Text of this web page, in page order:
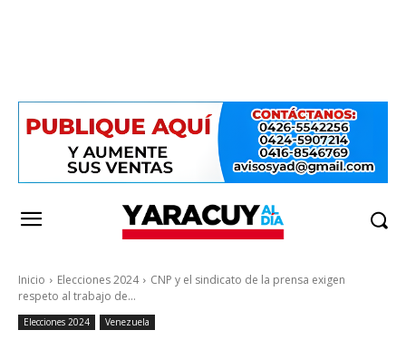
Inicio Elecciones 2024
CNP y el sindicato de la prensa exigen
respeto al trabajo de...
Elecciones 2024 Venezuela